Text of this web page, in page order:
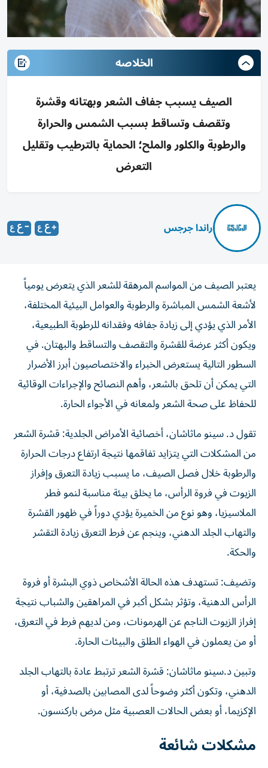
الخلاصه
الصيف يسبب جفاف الشعر وبهتانه وقشرة
وتقصف وتساقط بسبب الشمس والحرارة
والرطوبة والكلور والملح؛ الحماية بالترطيب وتقليل
التعرض
راندا جرجس
يعتبر الصيف من المواسم المرهقة للشعر الذي يتعرض يومياً
لأشعة الشمس المباشرة والرطوبة والعوامل البيئية المختلفة،
الأمر الذي يؤدي إلى زيادة جفافه وفقدانه للرطوبة الطبيعية،
ويكون أكثر عرضة للقشرة والتقصف والتساقط والبهتان. في
السطور التالية يستعرض الخبراء والاختصاصيون أبرز الأضرار
التي يمكن أن تلحق بالشعر، وأهم النصائح والإجراءات الوقائية
للحفاظ على صحة الشعر ولمعانه في الأجواء الحارة.
تقول د. سينو ماثاشان، أخصائية الأمراض الجلدية: قشرة الشعر
من المشكلات التي يتزايد تفاقمها نتيجة ارتفاع درجات الحرارة
والرطوبة خلال فصل الصيف، ما يسبب زيادة التعرق وإفراز
الزيوت في فروة الرأس، ما يخلق بيئة مناسبة لنمو فطر
الملاسيزيا، وهو نوع من الخميرة يؤدي دوراً في ظهور القشرة
والتهاب الجلد الدهني، وينجم عن فرط التعرق زيادة التقشر
والحكة.
وتضيف: تستهدف هذه الحالة الأشخاص ذوي البشرة أو فروة
الرأس الدهنية، وتؤثر بشكل أكبر في المراهقين والشباب نتيجة
إفراز الزيوت الناجم عن الهرمونات، ومن لديهم فرط في التعرق،
أو من يعملون في الهواء الطلق والبيئات الحارة.
وتبين د.سينو ماثاشان: قشرة الشعر ترتبط عادة بالتهاب الجلد
الدهني، وتكون أكثر وضوحاً لدى المصابين بالصدفية، أو
الإكزيما، أو بعض الحالات العصبية مثل مرض باركنسون.
مشكلات شائعة